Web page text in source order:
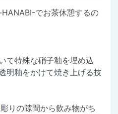
でお茶休憩するの
て特殊な硝子釉を埋め込
明釉をかけて焼き上げる技
りの隙間から飲み物がち